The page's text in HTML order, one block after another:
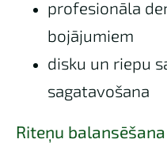
profesionāla
bojājumiem
disku un riepu
sagatavošana
Riteņu balansēšana